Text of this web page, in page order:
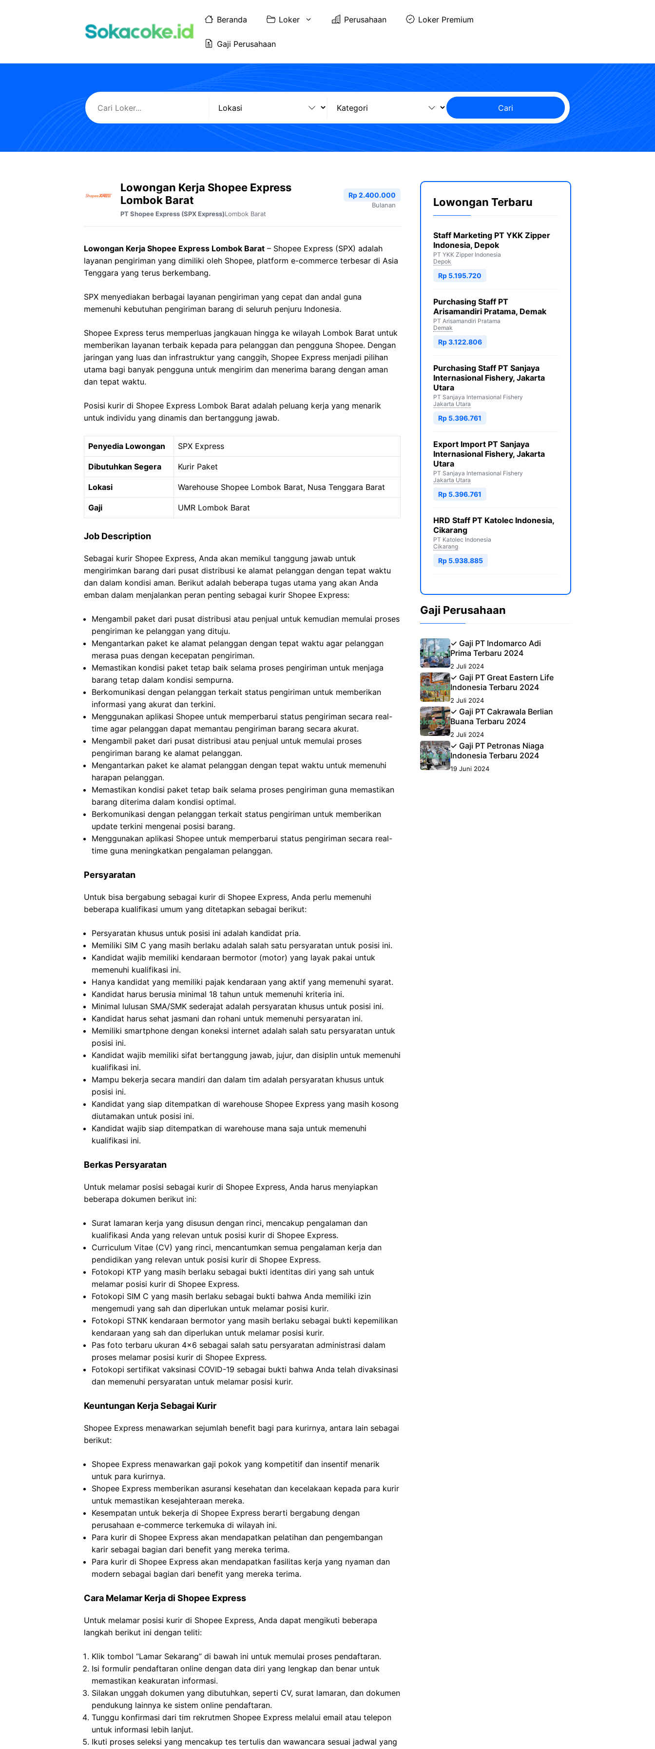
Beranda Loker Perusahaan Loker Premium
Gaji Perusahaan
Cari
Lowongan Kerja Shopee Express
Lombok Barat
PT Shopee Express (SPX Express)Lombok Barat
Rp 2.400.000
Bulanan
Lowongan Kerja Shopee Express Lombok Barat – Shopee Express (SPX) adalah
layanan pengiriman yang dimiliki oleh Shopee, platform e-commerce terbesar di Asia
Tenggara yang terus berkembang.
SPX menyediakan berbagai layanan pengiriman yang cepat dan andal guna
memenuhi kebutuhan pengiriman barang di seluruh penjuru Indonesia.
Shopee Express terus memperluas jangkauan hingga ke wilayah Lombok Barat untuk
memberikan layanan terbaik kepada para pelanggan dan pengguna Shopee. Dengan
jaringan yang luas dan infrastruktur yang canggih, Shopee Express menjadi pilihan
utama bagi banyak pengguna untuk mengirim dan menerima barang dengan aman
dan tepat waktu.
Posisi kurir di Shopee Express Lombok Barat adalah peluang kerja yang menarik
untuk individu yang dinamis dan bertanggung jawab.
Penyedia Lowongan SPX Express
Dibutuhkan Segera Kurir Paket
Lokasi Warehouse Shopee Lombok Barat, Nusa Tenggara Barat
Gaji UMR Lombok Barat
Job Description
Sebagai kurir Shopee Express, Anda akan memikul tanggung jawab untuk
mengirimkan barang dari pusat distribusi ke alamat pelanggan dengan tepat waktu
dan dalam kondisi aman. Berikut adalah beberapa tugas utama yang akan Anda
emban dalam menjalankan peran penting sebagai kurir Shopee Express:
Mengambil paket dari pusat distribusi atau penjual untuk kemudian memulai proses
pengiriman ke pelanggan yang dituju.
Mengantarkan paket ke alamat pelanggan dengan tepat waktu agar pelanggan
merasa puas dengan kecepatan pengiriman.
Memastikan kondisi paket tetap baik selama proses pengiriman untuk menjaga
barang tetap dalam kondisi sempurna.
Berkomunikasi dengan pelanggan terkait status pengiriman untuk memberikan
informasi yang akurat dan terkini.
Menggunakan aplikasi Shopee untuk memperbarui status pengiriman secara real-
time agar pelanggan dapat memantau pengiriman barang secara akurat.
Mengambil paket dari pusat distribusi atau penjual untuk memulai proses
pengiriman barang ke alamat pelanggan.
Mengantarkan paket ke alamat pelanggan dengan tepat waktu untuk memenuhi
harapan pelanggan.
Memastikan kondisi paket tetap baik selama proses pengiriman guna memastikan
barang diterima dalam kondisi optimal.
Berkomunikasi dengan pelanggan terkait status pengiriman untuk memberikan
update terkini mengenai posisi barang.
Menggunakan aplikasi Shopee untuk memperbarui status pengiriman secara real-
time guna meningkatkan pengalaman pelanggan.
Persyaratan
Untuk bisa bergabung sebagai kurir di Shopee Express, Anda perlu memenuhi
beberapa kualifikasi umum yang ditetapkan sebagai berikut:
Persyaratan khusus untuk posisi ini adalah kandidat pria.
Memiliki SIM C yang masih berlaku adalah salah satu persyaratan untuk posisi ini.
Kandidat wajib memiliki kendaraan bermotor (motor) yang layak pakai untuk
memenuhi kualifikasi ini.
Hanya kandidat yang memiliki pajak kendaraan yang aktif yang memenuhi syarat.
Kandidat harus berusia minimal 18 tahun untuk memenuhi kriteria ini.
Minimal lulusan SMA/SMK sederajat adalah persyaratan khusus untuk posisi ini.
Kandidat harus sehat jasmani dan rohani untuk memenuhi persyaratan ini.
Memiliki smartphone dengan koneksi internet adalah salah satu persyaratan untuk
posisi ini.
Kandidat wajib memiliki sifat bertanggung jawab, jujur, dan disiplin untuk memenuhi
kualifikasi ini.
Mampu bekerja secara mandiri dan dalam tim adalah persyaratan khusus untuk
posisi ini.
Kandidat yang siap ditempatkan di warehouse Shopee Express yang masih kosong
diutamakan untuk posisi ini.
Kandidat wajib siap ditempatkan di warehouse mana saja untuk memenuhi
kualifikasi ini.
Berkas Persyaratan
Untuk melamar posisi sebagai kurir di Shopee Express, Anda harus menyiapkan
beberapa dokumen berikut ini:
Surat lamaran kerja yang disusun dengan rinci, mencakup pengalaman dan
kualifikasi Anda yang relevan untuk posisi kurir di Shopee Express.
Curriculum Vitae (CV) yang rinci, mencantumkan semua pengalaman kerja dan
pendidikan yang relevan untuk posisi kurir di Shopee Express.
Fotokopi KTP yang masih berlaku sebagai bukti identitas diri yang sah untuk
melamar posisi kurir di Shopee Express.
Fotokopi SIM C yang masih berlaku sebagai bukti bahwa Anda memiliki izin
mengemudi yang sah dan diperlukan untuk melamar posisi kurir.
Fotokopi STNK kendaraan bermotor yang masih berlaku sebagai bukti kepemilikan
kendaraan yang sah dan diperlukan untuk melamar posisi kurir.
Pas foto terbaru ukuran 4×6 sebagai salah satu persyaratan administrasi dalam
proses melamar posisi kurir di Shopee Express.
Fotokopi sertifikat vaksinasi COVID-19 sebagai bukti bahwa Anda telah divaksinasi
dan memenuhi persyaratan untuk melamar posisi kurir.
Keuntungan Kerja Sebagai Kurir
Shopee Express menawarkan sejumlah benefit bagi para kurirnya, antara lain sebagai
berikut:
Shopee Express menawarkan gaji pokok yang kompetitif dan insentif menarik
untuk para kurirnya.
Shopee Express memberikan asuransi kesehatan dan kecelakaan kepada para kurir
untuk memastikan kesejahteraan mereka.
Kesempatan untuk bekerja di Shopee Express berarti bergabung dengan
perusahaan e-commerce terkemuka di wilayah ini.
Para kurir di Shopee Express akan mendapatkan pelatihan dan pengembangan
karir sebagai bagian dari benefit yang mereka terima.
Para kurir di Shopee Express akan mendapatkan fasilitas kerja yang nyaman dan
modern sebagai bagian dari benefit yang mereka terima.
Cara Melamar Kerja di Shopee Express
Untuk melamar posisi kurir di Shopee Express, Anda dapat mengikuti beberapa
langkah berikut ini dengan teliti:
Klik tombol “Lamar Sekarang” di bawah ini untuk memulai proses pendaftaran.
Isi formulir pendaftaran online dengan data diri yang lengkap dan benar untuk
memastikan keakuratan informasi.
Silakan unggah dokumen yang dibutuhkan, seperti CV, surat lamaran, dan dokumen
pendukung lainnya ke sistem online pendaftaran.
Tunggu konfirmasi dari tim rekrutmen Shopee Express melalui email atau telepon
untuk informasi lebih lanjut.
Ikuti proses seleksi yang mencakup tes tertulis dan wawancara sesuai jadwal yang
Lowongan Terbaru
Staff Marketing PT YKK Zipper
Indonesia, Depok
PT YKK Zipper Indonesia
Depok
Rp 5.195.720
Purchasing Staff PT
Arisamandiri Pratama, Demak
PT Arisamandiri Pratama
Demak
Rp 3.122.806
Purchasing Staff PT Sanjaya
Internasional Fishery, Jakarta
Utara
PT Sanjaya Internasional Fishery
Jakarta Utara
Rp 5.396.761
Export Import PT Sanjaya
Internasional Fishery, Jakarta
Utara
PT Sanjaya Internasional Fishery
Jakarta Utara
Rp 5.396.761
HRD Staff PT Katolec Indonesia,
Cikarang
PT Katolec Indonesia
Cikarang
Rp 5.938.885
Gaji Perusahaan
✓ Gaji PT Indomarco Adi
Prima Terbaru 2024
2 Juli 2024
✓ Gaji PT Great Eastern Life
Indonesia Terbaru 2024
2 Juli 2024
✓ Gaji PT Cakrawala Berlian
Buana Terbaru 2024
2 Juli 2024
✓ Gaji PT Petronas Niaga
Indonesia Terbaru 2024
19 Juni 2024